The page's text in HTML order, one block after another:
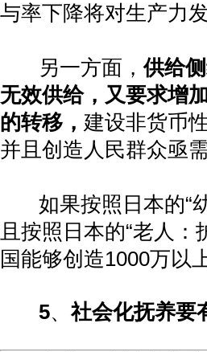
与率下降将对生产力
另一方面，供给
无效供给，又要求增
的转移， 建设非货币
并且创造人民群众亟
如果按照日本的“
且按照日本的“老人：
国能够创造1000万以
5、 社会化抚养要